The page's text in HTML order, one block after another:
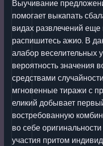
Выучивание
помогает выкапать
видах развлечений еще
распишитесь ажио. В
алабор веселительных
вероятность значения
средствами
мгновенные тиражи с
еликий добывает
востребованную
во себе
участия притом